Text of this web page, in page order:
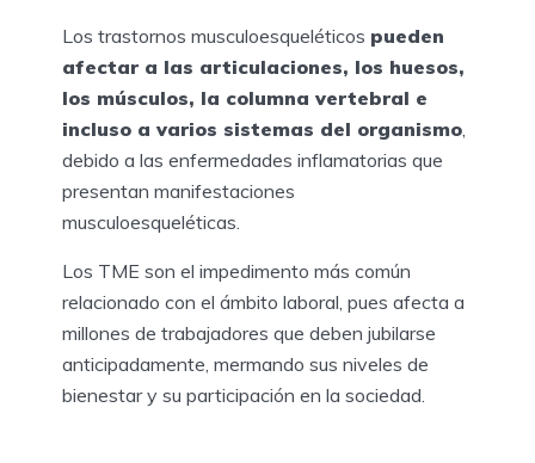
Los trastornos musculoesqueléticos pueden
afectar a las articulaciones, los huesos,
los músculos, la columna vertebral e
incluso a varios sistemas del organismo
debido a las enfermedades inflamatorias que
presentan manifestaciones
musculoesqueléticas.
Los TME son el impedimento más común
relacionado con el ámbito laboral, pues afecta a
millones de trabajadores que deben jubilarse
anticipadamente, mermando sus niveles de
bienestar y su participación en la sociedad.